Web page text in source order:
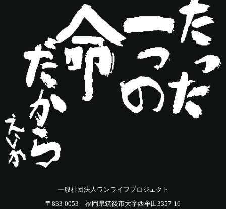
一般社団法人ワンライフプロジェクト
〒833-0053 福岡県筑後市大字西牟田3357-16